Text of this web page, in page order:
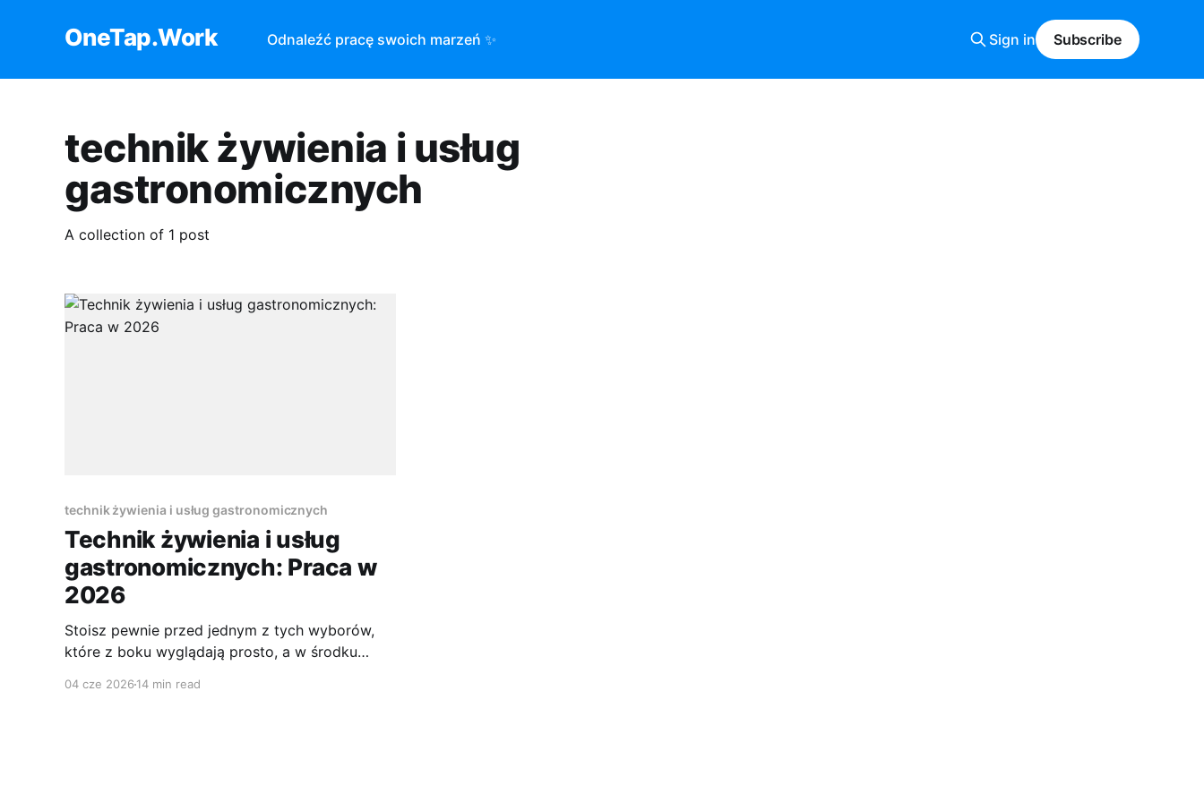
OneTap.Work Odnaleźć pracę swoich marzeń ✨ Sign in Subscribe
technik żywienia i usług
gastronomicznych
A collection of 1 post
technik żywienia i usług gastronomicznych
Technik żywienia i usług
gastronomicznych: Praca w
2026
Stoisz pewnie przed jednym z tych wyborów,
które z boku wyglądają prosto, a w środku
04 cze 2026 14 min read